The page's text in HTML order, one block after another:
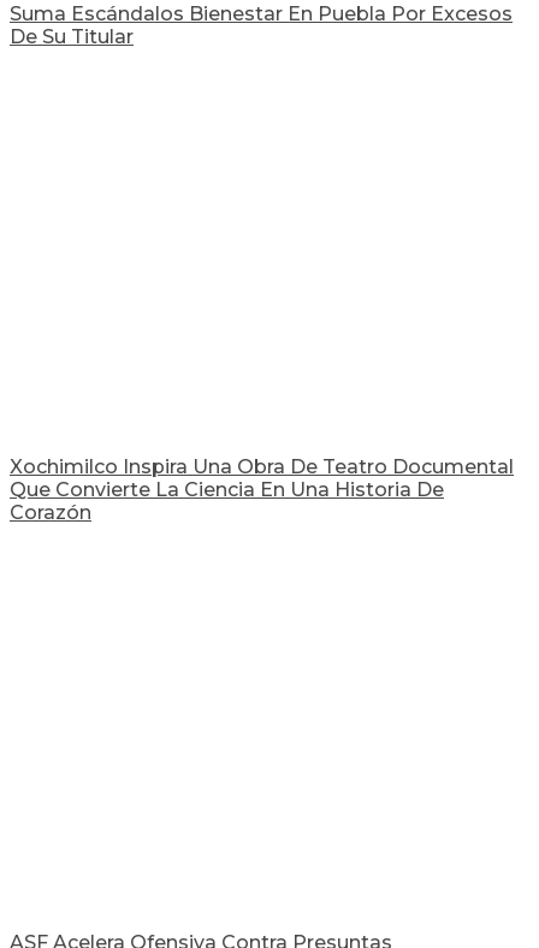
Suma Escándalos Bienestar En Puebla Por Excesos
De Su Titular
Xochimilco Inspira Una Obra De Teatro Documental
Que Convierte La Ciencia En Una Historia De
Corazón
ASF Acelera Ofensiva Contra Presuntas